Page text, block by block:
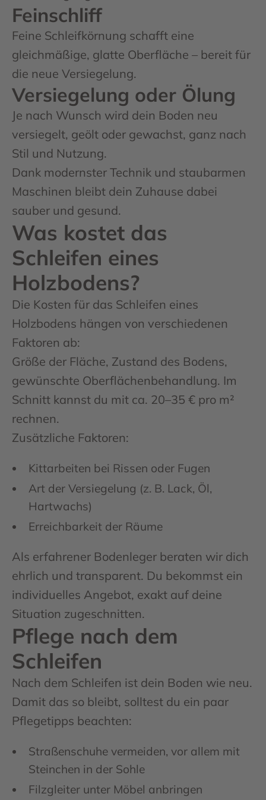
Feinschliff
Feine Schleifkörnung schafft eine
gleichmäßige, glatte Oberfläche – bereit für
die neue Versiegelung.
Versiegelung oder Ölung
Je nach Wunsch wird dein Boden neu
versiegelt, geölt oder gewachst, ganz nach
Stil und Nutzung.
Dank modernster Technik und staubarmen
Maschinen bleibt dein Zuhause dabei
sauber und gesund.
Was kostet das
Schleifen eines
Holzbodens?
Die Kosten für das Schleifen eines
Holzbodens hängen von verschiedenen
Faktoren ab:
Größe der Fläche, Zustand des Bodens,
gewünschte Oberflächenbehandlung. Im
Schnitt kannst du mit ca. 20–35 € pro m²
rechnen.
Zusätzliche Faktoren:
Kittarbeiten bei Rissen oder Fugen
Art der Versiegelung (z. B. Lack, Öl,
Hartwachs)
Erreichbarkeit der Räume
Als erfahrener Bodenleger beraten wir dich
ehrlich und transparent. Du bekommst ein
individuelles Angebot, exakt auf deine
Situation zugeschnitten.
Pflege nach dem
Schleifen
Nach dem Schleifen ist dein Boden wie neu.
Damit das so bleibt, solltest du ein paar
Pflegetipps beachten:
Straßenschuhe vermeiden, vor allem mit
Steinchen in der Sohle
Filzgleiter unter Möbel anbringen